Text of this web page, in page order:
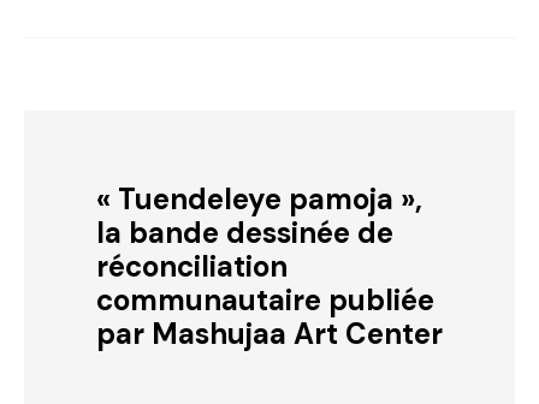
« Tuendeleye pamoja »,
la bande dessinée de
réconciliation
communautaire publiée
par Mashujaa Art Center